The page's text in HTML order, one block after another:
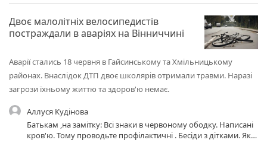
Двоє малолітніх велосипедистів
постраждали в аваріях на Вінниччині
Аварії стались 18 червня в Гайсинському та Хмільницькому
районах. Внаслідок ДТП двоє школярів отримали травми. Наразі
загрози їхньому життю та здоров'ю немає.
Аллуся Кудінова
Батькам ,на замітку: Всі знаки в червоному ободку. Написані
кров'ю. Тому проводьте профілактичні . Бесіди з дітками. Які є